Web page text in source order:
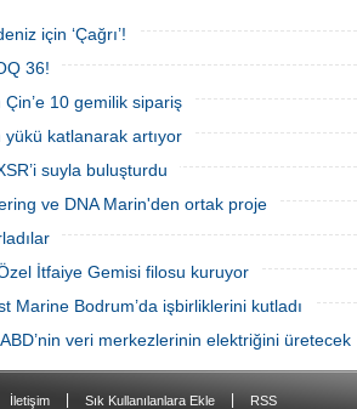
özel üretim sürecini, mega yat
tanımındaki değişimi ve hibrit tahrik
sistemlerinin ekonomisini CNN Türk'te
anlattı.
için ‘Çağrı’!
36!
Çin’e 10 gemilik sipariş
yükü katlanarak artıyor
suyla buluşturdu
ve DNA Marin'den ortak proje
İtfaiye Gemisi filosu kuruyor
Marine Bodrum’da işbirliklerini kutladı
veri merkezlerinin elektriğini üretecek
İletişim Sık Kullanılanlara Ekle RSS